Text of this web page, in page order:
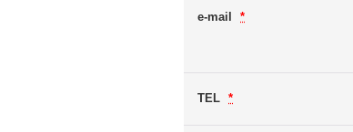
e-mail *
TEL *